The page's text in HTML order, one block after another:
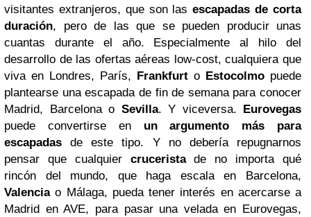
visitantes extranjeros, que son lasescapadas de corta
duración, pero de las que se pueden producir unas
cuantas durante el año. Especialmente al hilo del
desarrollo de las ofertas aéreas low-cost, cualquiera que
viva en Londres, París, Frankfurt o Estocolmo puede
plantearse una escapada de fin de semana para conocer
Madrid, Barcelona o Sevilla. Y viceversa. Eurovegas
puede convertirse en un argumento más para
escapadas de este tipo.
Y no debería repugnarnos
pensar que cualquier cruceristade no importa qué
rincón del mundo, que haga escala en Barcelona,
Valenciao Málaga, pueda tener interés en acercarse a
Madrid en AVE, para pasar una velada en Eurovegas,